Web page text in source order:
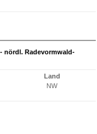
nördl. Radevormwald-
Land
NW